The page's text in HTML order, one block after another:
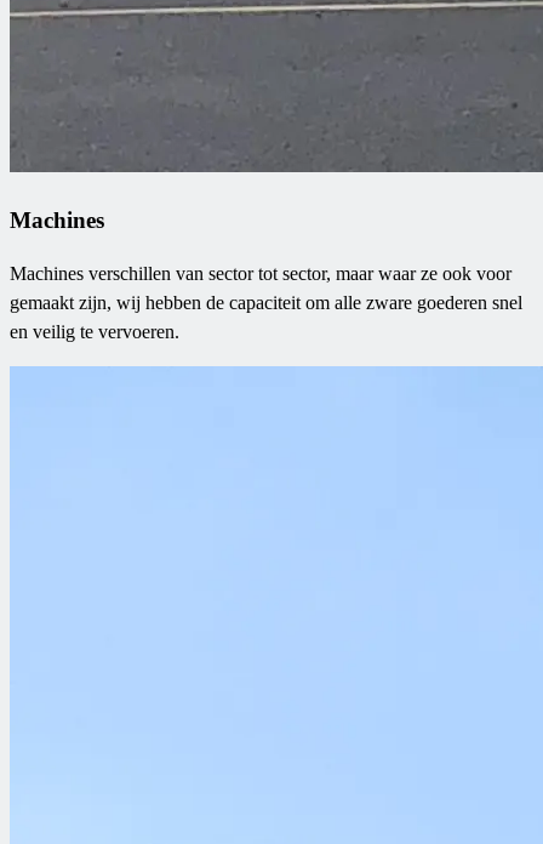
Machines
Machines verschillen van sector tot sector, maar waar ze ook voor
gemaakt zijn, wij hebben de capaciteit om alle zware goederen snel
en veilig te vervoeren.